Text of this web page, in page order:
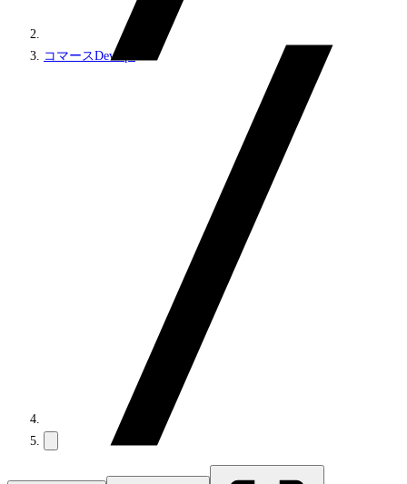
コマースDevOps